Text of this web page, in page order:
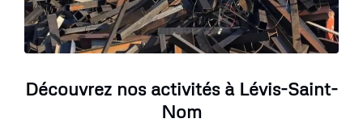
Découvrez nos activités à Lévis-Saint-
Nom